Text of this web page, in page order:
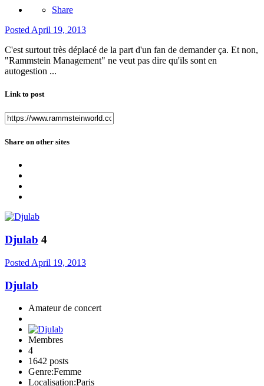
Share
Posted April 19, 2013
C'est surtout très déplacé de la part d'un fan de demander ça. Et non,
"Rammstein Management" ne veut pas dire qu'ils sont en
autogestion ...
Link to post
Share on other sites
Djulab 4
Posted April 19, 2013
Djulab
Amateur de concert
Membres
4
1642 posts
Genre:Femme
Localisation:Paris